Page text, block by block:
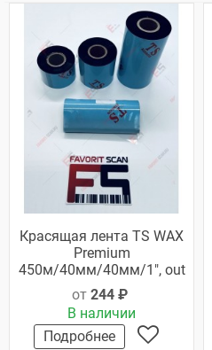
Красящая лента TS WAX
Premium
450м/40мм/40мм/1", out
от 244 ₽
В наличии
Подробнее